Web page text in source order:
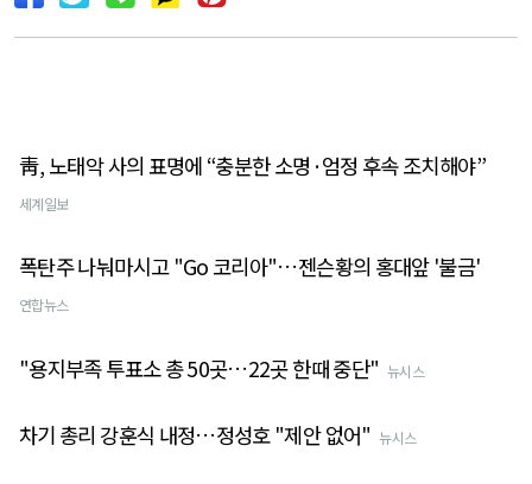
靑, 노태악 사의 표명에 “충분한 소명·엄정 후속 조치해야”
세계일보
폭탄주 나눠마시고 "Go 코리아"…젠슨황의 홍대앞 '불금'
연합뉴스
"용지부족 투표소 총 50곳…22곳 한때 중단" 뉴시스
차기 총리 강훈식 내정…정성호 "제안 없어" 뉴시스